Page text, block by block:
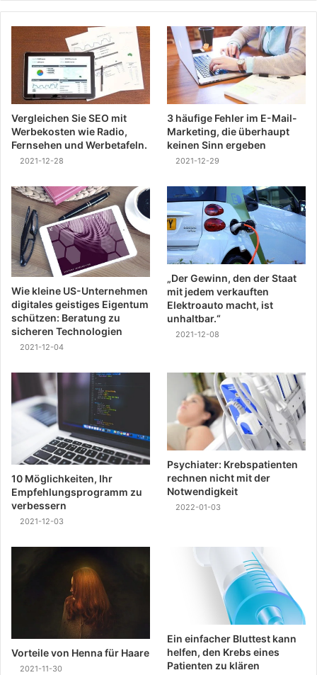
Vergleichen Sie SEO mit
Werbekosten wie Radio,
Fernsehen und Werbetafeln.
2021-12-28
3 häufige Fehler im E-Mail-
Marketing, die überhaupt
keinen Sinn ergeben
2021-12-29
Wie kleine US-Unternehmen
digitales geistiges Eigentum
schützen: Beratung zu
sicheren Technologien
2021-12-04
„Der Gewinn, den der Staat
mit jedem verkauften
Elektroauto macht, ist
unhaltbar.“
2021-12-08
10 Möglichkeiten, Ihr
Empfehlungsprogramm zu
verbessern
2021-12-03
Psychiater: Krebspatienten
rechnen nicht mit der
Notwendigkeit
2022-01-03
Vorteile von Henna für Haare
2021-11-30
Ein einfacher Bluttest kann
helfen, den Krebs eines
Patienten zu klären